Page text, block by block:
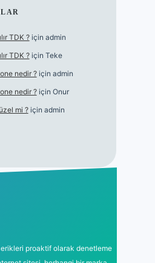
TDK ?için admin
TDK ?için Teke
nedir ?için admin
nedir ?için Onur
mi ?için admin
proaktif olarak denetleme